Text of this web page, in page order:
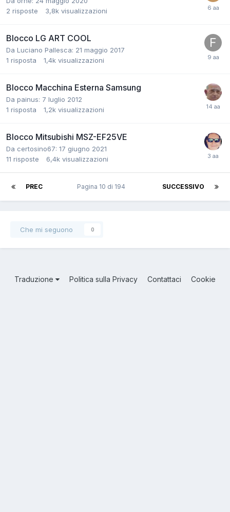
2 risposte 3,8k visualizzazioni
Blocco LG ART COOL
Da Luciano Pallesca: 21 maggio 2017
1 risposta 1,4k visualizzazioni
Blocco Macchina Esterna Samsung
Da painus: 7 luglio 2012
1 risposta 1,2k visualizzazioni
Blocco Mitsubishi MSZ-EF25VE
Da certosino67: 17 giugno 2021
11 risposte 6,4k visualizzazioni
PREC SUCCESSIVO
Pagina 10 di 194
Che mi seguono 0
Traduzione Politica sulla Privacy Contattaci Cookie